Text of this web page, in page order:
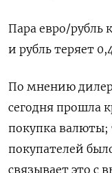
Пара евро/рубль
и рубль теряет
По мнению
сегодня прошла
покупка валюты;
покупателей
связывает это с